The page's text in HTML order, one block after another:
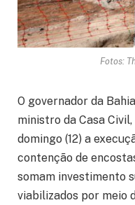
Fotos:
O governador da
ministro da Casa
domingo (12) a
contenção de
somam investimento
viabilizados por meio